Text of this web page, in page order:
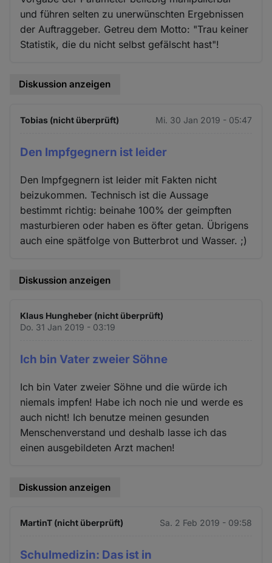
und führen selten zu unerwünschten Ergebnissen
der Auftraggeber. Getreu dem Motto: "Trau keiner
Statistik, die du nicht selbst gefälscht hast"!
Diskussion anzeigen
Tobias (nicht überprüft) Mi. 30 Jan 2019 - 05:47
Den Impfgegnern ist leider
Den Impfgegnern ist leider mit Fakten nicht
beizukommen. Technisch ist die Aussage
bestimmt richtig: beinahe 100% der geimpften
masturbieren oder haben es öfter getan. Übrigens
auch eine spätfolge von Butterbrot und Wasser. ;)
Diskussion anzeigen
Klaus Hungheber (nicht überprüft)
Do. 31 Jan 2019 - 03:19
Ich bin Vater zweier Söhne
Ich bin Vater zweier Söhne und die würde ich
niemals impfen! Habe ich noch nie und werde es
auch nicht! Ich benutze meinen gesunden
Menschenverstand und deshalb lasse ich das
einen ausgebildeten Arzt machen!
Diskussion anzeigen
MartinT (nicht überprüft) Sa. 2 Feb 2019 - 09:58
Schulmedizin: Das ist in